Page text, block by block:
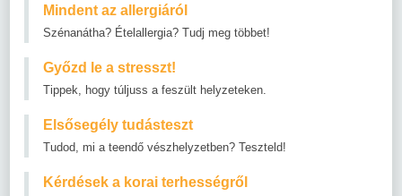
Mindent az allergiáról
Szénanátha? Ételallergia? Tudj meg többet!
Győzd le a stresszt!
Tippek, hogy túljuss a feszült helyzeteken.
Elsősegély tudásteszt
Tudod, mi a teendő vészhelyzetben? Teszteld!
Kérdések a korai terhességről